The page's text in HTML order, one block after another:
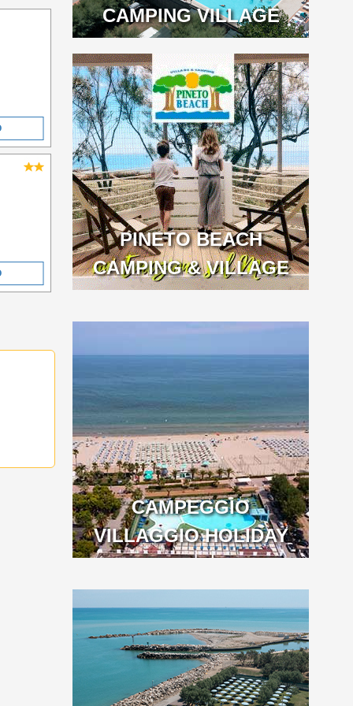
CAMPING VILLAGE
PINETO BEACH
CAMPING & VILLAGE
CAMPEGGIO
VILLAGGIO HOLIDAY